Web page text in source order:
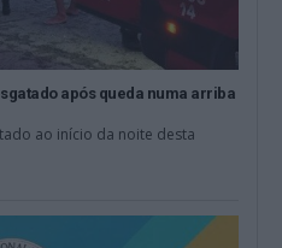
após queda numa arriba
ao início da noite desta